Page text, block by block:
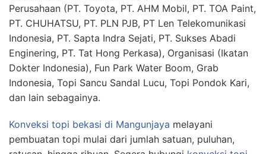
Perusahaan (PT. Toyota, PT. AHM Mobil, PT. TOA Paint,
PT. CHUHATSU, PT. PLN PJB, PT Len Telekomunikasi
Indonesia, PT. Sapta Indra Sejati, PT. Sukses Abadi
Enginering, PT. Tat Hong Perkasa), Organisasi (Ikatan
Dokter Indonesia), Fun Park Water Boom, Grab
Indonesia, Topi Sancu Sandal Lucu, Topi Pondok Kari,
dan lain sebagainya.
Konveksi topi bekasi di Mangunjaya melayani
pembuatan topi mulai dari jumlah satuan, puluhan,